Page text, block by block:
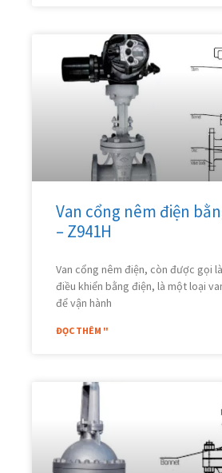
Van cổng nêm điện
– Z941H
Van cổng nêm điện, còn được gọi
điều khiển bằng điện, là một loại
để vận hành
ĐỌC THÊM "